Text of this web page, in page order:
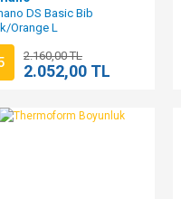
DS Basic Bib
Orange L
2.160,00 TL
2.052,00 TL